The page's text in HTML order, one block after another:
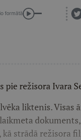
formātā
pie režisora Ivara
liktenis. Visas
strādā režisora